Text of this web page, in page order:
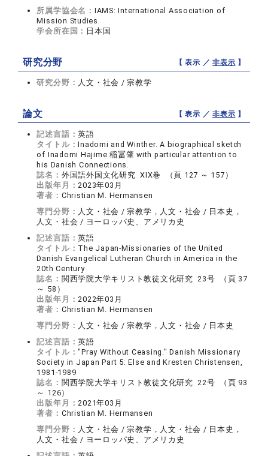
所属学協会名： IAMS: International Association of
Mission Studies
学会所在国： 日本国
研究分野 【 表示 ／非表示 】
研究分野： 人文・社会 / 宗教学
論文 【 表示 ／非表示 】
記述言語：英語
タイトル：Inadomi and Winther. A biographical sketch
of Inadomi Hajime 稲冨肇 with particular attention to
his Danish Connections.
誌名： 外国語外国文化研究 XIX巻 （頁 127 ～ 157）
出版年月：2023年03月
著者： Christian M. Hermansen
専門分野： 人文・社会 / 宗教学，人文・社会 / 日本史，
人文・社会 / ヨーロッパ史、アメリカ史
記述言語：英語
タイトル： The Japan-Missionaries of the United
Danish Evangelical Lutheran Church in America in the
20th Century
誌名： 関西学院大学キリスト教徒文化研究 23号 （頁 37
～ 58）
出版年月：2022年03月
著者： Christian M. Hermansen
専門分野： 人文・社会 / 宗教学，人文・社会 / 日本史
記述言語：英語
タイトル："Pray Without Ceasing." Danish Missionary
Society in Japan Part 5: Else and Kresten Christensen,
1981-1989
誌名： 関西学院大学キリスト教徒文化研究 22号 （頁 93
～ 126）
出版年月：2021年03月
著者： Christian M. Hermansen
専門分野： 人文・社会 / 宗教学，人文・社会 / 日本史，
人文・社会 / ヨーロッパ史、アメリカ史